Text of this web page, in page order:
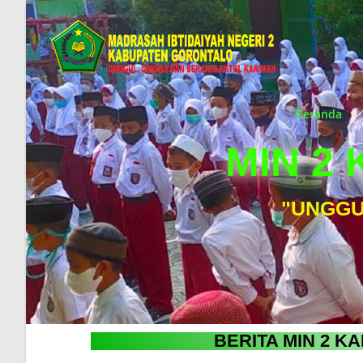
Beranda
MIN 2
BERITA MIN 2